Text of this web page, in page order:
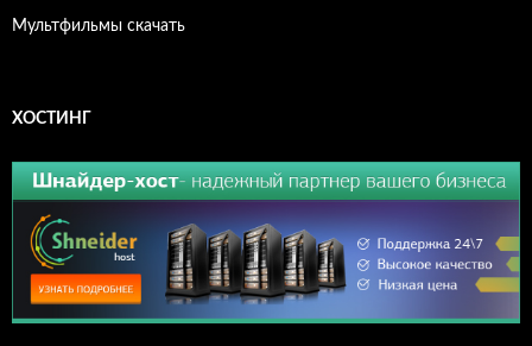
Мультфильмы скачать
ХОСТИНГ